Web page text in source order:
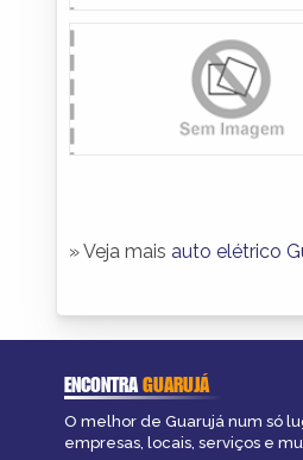
» Veja mais auto elétrico
ENCONTRAGUARUJÁ
O melhor de Guarujá num só
empresas, locais, serviços e